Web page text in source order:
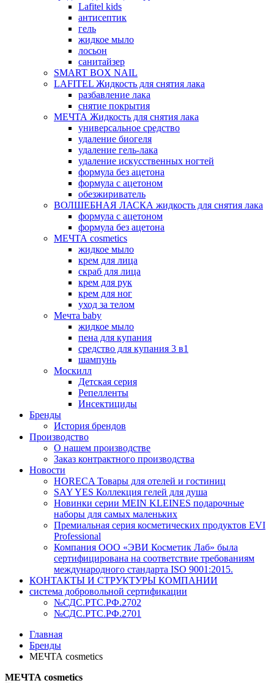
Lafitel kids
антисептик
гель
жидкое мыло
лосьон
санитайзер
SMART BOX NAIL
LAFITEL Жидкость для снятия лака
разбавление лака
снятие покрытия
МЕЧТА Жидкость для снятия лака
универсальное средство
удаление биогеля
удаление гель-лака
удаление искусственных ногтей
формула без ацетона
формула с ацетоном
обезжириватель
ВОЛШЕБНАЯ ЛАСКА жидкость для снятия лака
формула с ацетоном
формула без ацетона
МЕЧТА cosmetics
жидкое мыло
крем для лица
скраб для лица
крем для рук
крем для ног
уход за телом
Мечта baby
жидкое мыло
пена для купания
средство для купания 3 в1
шампунь
Москилл
Детская серия
Репелленты
Инсектициды
Бренды
История брендов
Производство
О нашем производстве
Заказ контрактного производства
Новости
HORECA Товары для отелей и гостиниц
SAY YES Коллекция гелей для душа
Новинки серии MEIN KLEINES подарочные
наборы для самых маленьких
Премиальная серия косметических продуктов EVI
Professional
Компания ООО «ЭВИ Косметик Лаб» была
сертифицирована на соответствие требованиям
международного стандарта ISO 9001:2015.
КОНТАКТЫ И СТРУКТУРЫ КОМПАНИИ
система добровольной сертификации
№СДС.РТС.РФ.2702
№СДС.РТС.РФ.2701
Главная
Бренды
МЕЧТА cosmetics
МЕЧТА cosmetics